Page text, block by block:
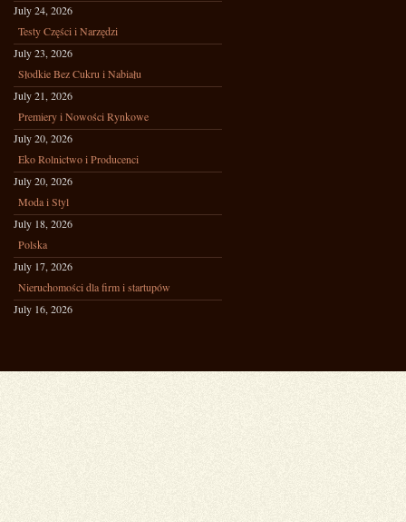
July 24, 2026
Testy Części i Narzędzi
July 23, 2026
Słodkie Bez Cukru i Nabiału
July 21, 2026
Premiery i Nowości Rynkowe
July 20, 2026
Eko Rolnictwo i Producenci
July 20, 2026
Moda i Styl
July 18, 2026
Polska
July 17, 2026
Nieruchomości dla firm i startupów
July 16, 2026